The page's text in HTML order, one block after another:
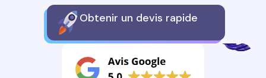
Obtenir un devis rapide